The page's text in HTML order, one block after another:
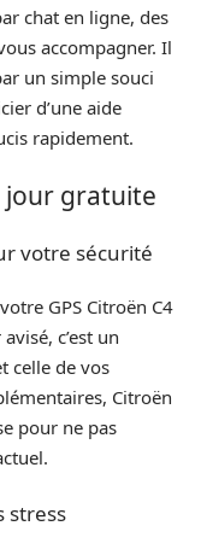
chat en ligne, des
accompagner. Il
un simple souci
d’une aide
rapidement.
jour gratuite
votre sécurité
GPS Citroën C4
c’est un
celle de vos
Citroën
pour ne pas
stress